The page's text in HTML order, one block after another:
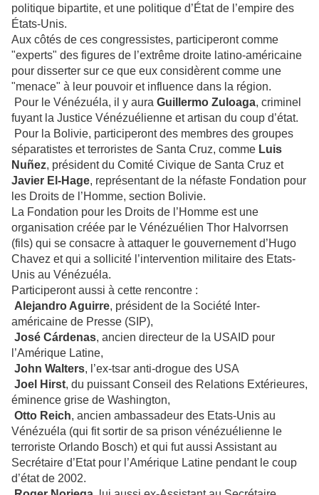
politique bipartite, et une politique d’État de l’empire des
États-Unis.
Aux côtés de ces congressistes, participeront comme
"experts" des figures de l’extrême droite latino-américaine
pour disserter sur ce que eux considèrent comme une
"menace" à leur pouvoir et influence dans la région.
Pour le Vénézuéla, il y aura Guillermo Zuloaga, criminel
fuyant la Justice Vénézuélienne et artisan du coup d’état.
Pour la Bolivie, participeront des membres des groupes
séparatistes et terroristes de Santa Cruz, comme Luis
Nuñez, président du Comité Civique de Santa Cruz et
Javier El-Hage, représentant de la néfaste Fondation pour
les Droits de l’Homme, section Bolivie.
La Fondation pour les Droits de l’Homme est une
organisation créée par le Vénézuélien Thor Halvorrsen
(fils) qui se consacre à attaquer le gouvernement d’Hugo
Chavez et qui a sollicité l’intervention militaire des Etats-
Unis au Vénézuéla.
Participeront aussi à cette rencontre :
Alejandro Aguirre, président de la Société Inter-
américaine de Presse (SIP),
José Cárdenas, ancien directeur de la USAID pour
l’Amérique Latine,
John Walters, l’ex-tsar anti-drogue des USA
Joel Hirst, du puissant Conseil des Relations Extérieures,
éminence grise de Washington,
Otto Reich, ancien ambassadeur des Etats-Unis au
Vénézuéla (qui fit sortir de sa prison vénézuélienne le
terroriste Orlando Bosch) et qui fut aussi Assistant au
Secrétaire d’Etat pour l’Amérique Latine pendant le coup
d’état de 2002.